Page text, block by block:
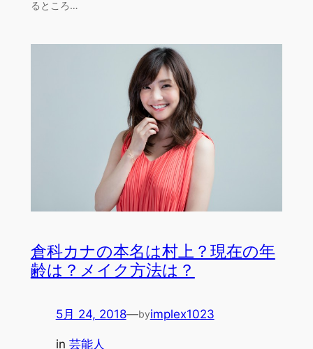
るところ…
倉科カナの本名は村上？現在の年
齢は？メイク方法は？
5月 24, 2018—byimplex1023
in 芸能人